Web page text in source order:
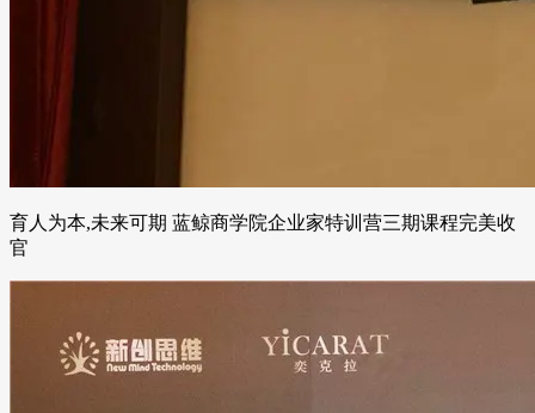
育人为本,未来可期 蓝鲸商学院企业家特训营三期课程完美收
官